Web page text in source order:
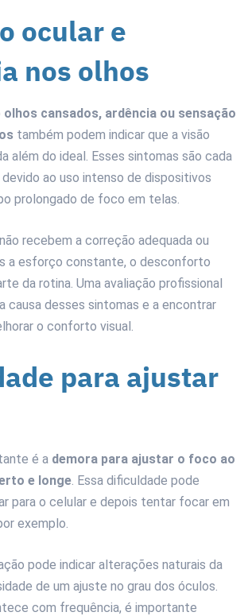
ocular e
nos olhos
olhos cansados, ardência ou sensação
também podem indicar que a visão
além do ideal. Esses sintomas são cada
ao uso intenso de dispositivos
prolongado de foco em telas.
recebem a correção adequada ou
a esforço constante, o desconforto
da rotina. Uma avaliação profissional
causa desses sintomas e a encontrar
o conforto visual.
para ajustar
é a demora para ajustar o foco ao
e longe. Essa dificuldade pode
para o celular e depois tentar focar em
exemplo.
pode indicar alterações naturais da
de um ajuste no grau dos óculos.
com frequência, é importante